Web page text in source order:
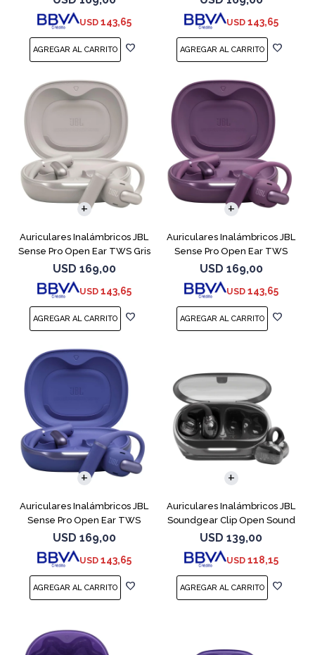
USD 143,65 USD 143,65
Auriculares Inalámbricos JBL
Sense Pro Open Ear TWS Gris
USD 169,00
USD 143,65
Auriculares Inalámbricos JBL
Sense Pro Open Ear TWS
Purple
USD 169,00
USD 143,65
Auriculares Inalámbricos JBL
Sense Pro Open Ear TWS
Azul
USD 169,00
USD 143,65
Auriculares Inalámbricos JBL
Soundgear Clip Open Sound
Negro
USD 139,00
USD 118,15